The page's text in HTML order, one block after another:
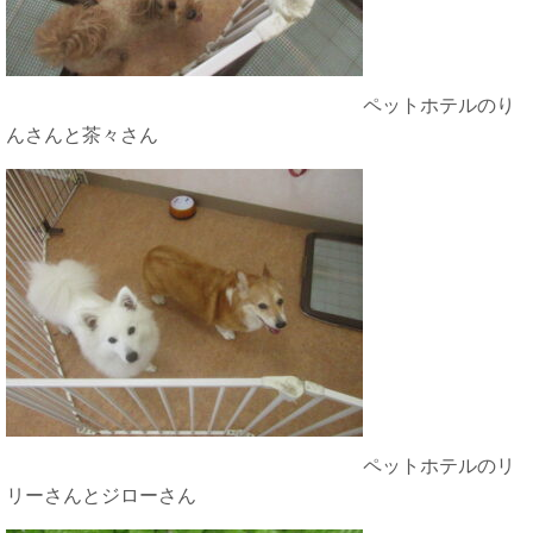
ペットホテルのり
んさんと茶々さん
ペットホテルのリ
リーさんとジローさん